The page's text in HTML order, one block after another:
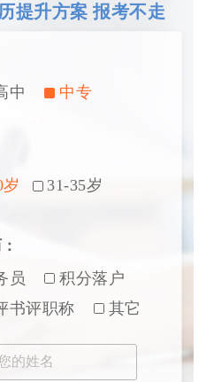
提升方案 报考不走
中
中专
31-35岁
员
积分落户
书评职称 其它